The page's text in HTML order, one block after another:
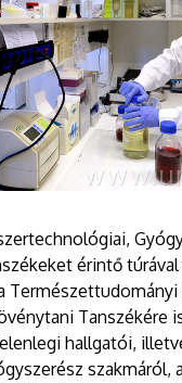
érintő
Természettudományi
Tanszékére
hallgatói,
szakmáról, a